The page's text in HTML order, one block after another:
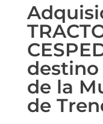
destino
de la
de